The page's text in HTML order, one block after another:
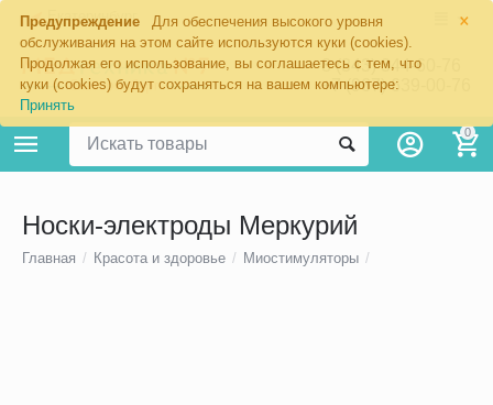
×
Предупреждение
Для обеспечения высокого уровня
обслуживания на этом сайте используются куки (cookies).
Продолжая его использование, вы соглашаетесь с тем, что
куки (cookies) будут сохраняться на вашем компьютере:
Принять
Екатеринбург
8 (343) 344-60-76
+7 (967) 639-00-76
0
Носки-электроды Меркурий
Главная / Красота и здоровье / Миостимуляторы /